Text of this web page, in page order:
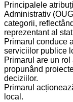
Principalele
Administrativ
categorii,
reprezentant al
Primarul conduce
serviciilor publice
Primarul are un
propunând
deciziilor.
Primarul
local.